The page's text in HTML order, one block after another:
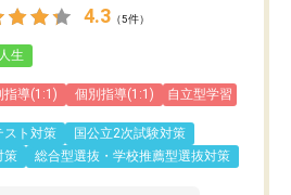
4.3 （5件）
生
指導(1:1) 個別指導(1:1) 自立型学習
スト対策
国公立2次試験対策
策
総合型選抜・学校推薦型選抜対策